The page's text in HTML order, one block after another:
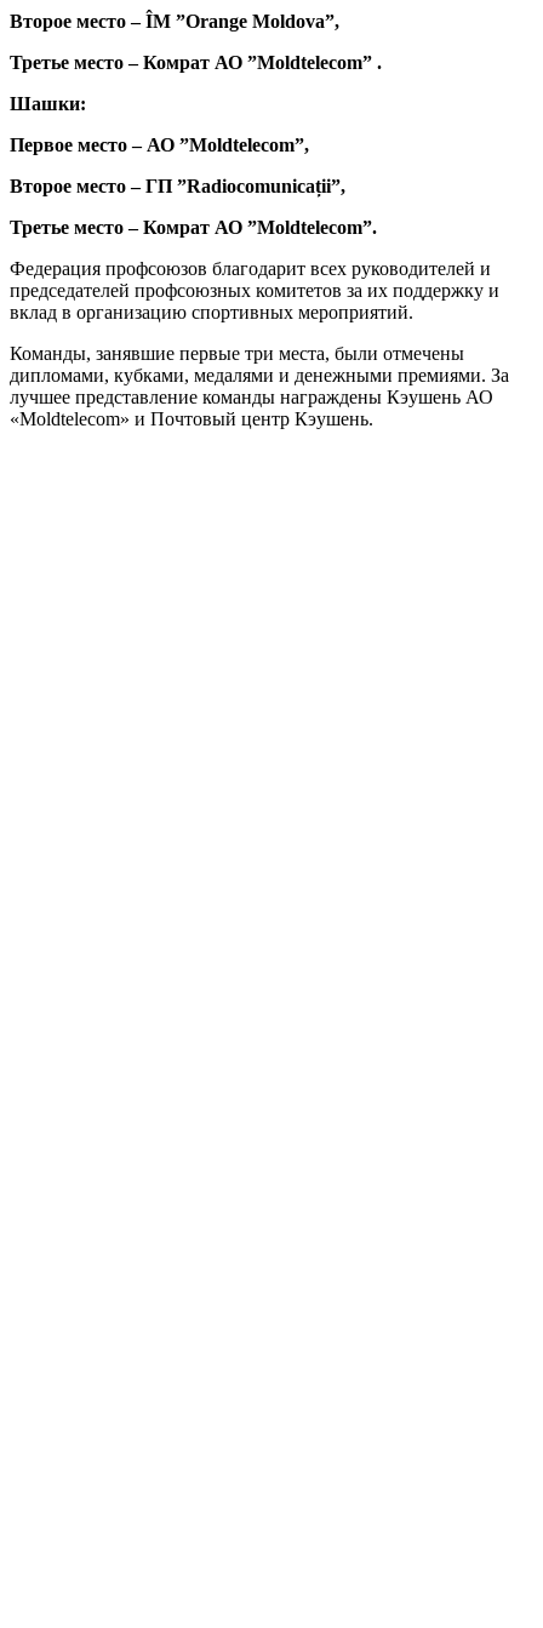
Второе место – ÎM ”Orange Moldova”,
Третье место – Комрат АО ”Moldtelecom” .
Шашки:
Первое место – АО ”Moldtelecom”,
Второе место – ГП ”Radiocomunicații”,
Третье место – Комрат АО ”Moldtelecom”.
Федерация профсоюзов благодарит всех руководителей и
председателей профсоюзных комитетов за их поддержку и
вклад в организацию спортивных мероприятий.
Команды, занявшие первые три места, были отмечены
дипломами, кубками, медалями и денежными премиями. За
лучшее представление команды награждены Кэушень АО
«Moldtelecom» и Почтовый центр Кэушень.